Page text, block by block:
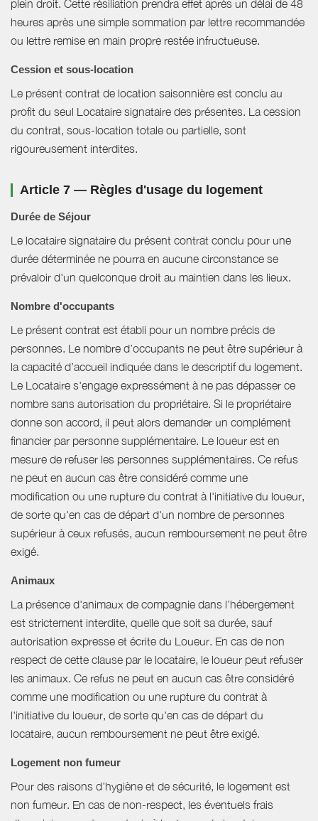
plein droit. Cette résiliation prendra effet après un délai de 48
heures après une simple sommation par lettre recommandée
ou lettre remise en main propre restée infructueuse.
Cession et sous-location
Le présent contrat de location saisonnière est conclu au
profit du seul Locataire signataire des présentes. La cession
du contrat, sous-location totale ou partielle, sont
rigoureusement interdites.
Article 7 — Règles d'usage du logement
Durée de Séjour
Le locataire signataire du présent contrat conclu pour une
durée déterminée ne pourra en aucune circonstance se
prévaloir d'un quelconque droit au maintien dans les lieux.
Nombre d'occupants
Le présent contrat est établi pour un nombre précis de
personnes. Le nombre d’occupants ne peut être supérieur à
la capacité d’accueil indiquée dans le descriptif du logement.
Le Locataire s'engage expressément à ne pas dépasser ce
nombre sans autorisation du propriétaire. Si le propriétaire
donne son accord, il peut alors demander un complément
financier par personne supplémentaire. Le loueur est en
mesure de refuser les personnes supplémentaires. Ce refus
ne peut en aucun cas être considéré comme une
modification ou une rupture du contrat à l'initiative du loueur,
de sorte qu'en cas de départ d'un nombre de personnes
supérieur à ceux refusés, aucun remboursement ne peut être
exigé.
Animaux
La présence d'animaux de compagnie dans l’hébergement
est strictement interdite, quelle que soit sa durée, sauf
autorisation expresse et écrite du Loueur. En cas de non
respect de cette clause par le locataire, le loueur peut refuser
les animaux. Ce refus ne peut en aucun cas être considéré
comme une modification ou une rupture du contrat à
l'initiative du loueur, de sorte qu'en cas de départ du
locataire, aucun remboursement ne peut être exigé.
Logement non fumeur
Pour des raisons d’hygiène et de sécurité, le logement est
non fumeur. En cas de non-respect, les éventuels frais